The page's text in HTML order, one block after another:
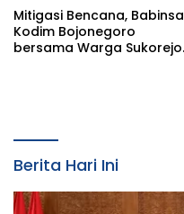
Mitigasi Bencana, Babinsa
Kodim Bojonegoro
bersama Warga Sukorejo
Berita Hari Ini